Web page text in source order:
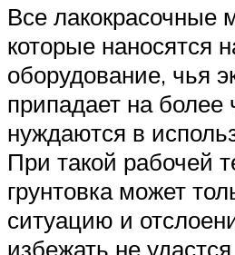
Все лакокрасочные
которые наносятся
оборудование, чья
припадает на
нуждаются в
При такой рабочей
грунтовка может
ситуацию и
избежать не удастся.